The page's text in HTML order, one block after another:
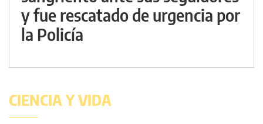
y fue rescatado de urgencia por
la Policía
CIENCIA Y VIDA